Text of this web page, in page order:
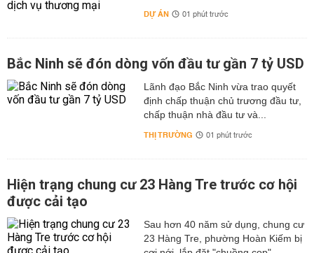
DỰ ÁN 01 phút trước
Bắc Ninh sẽ đón dòng vốn đầu tư gần 7 tỷ USD
Lãnh đạo Bắc Ninh vừa trao quyết
định chấp thuận chủ trương đầu tư,
chấp thuận nhà đầu tư và...
THỊ TRƯỜNG 01 phút trước
Hiện trạng chung cư 23 Hàng Tre trước cơ hội
được cải tạo
Sau hơn 40 năm sử dụng, chung cư
23 Hàng Tre, phường Hoàn Kiếm bị